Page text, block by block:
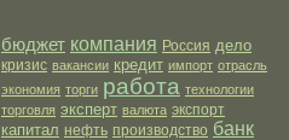
бюджет компания Россия дело
кризис вакансии кредит импорт отрасль
экономия торги работа технологии
торговля эксперт валюта экспорт
капитал нефть производство банк